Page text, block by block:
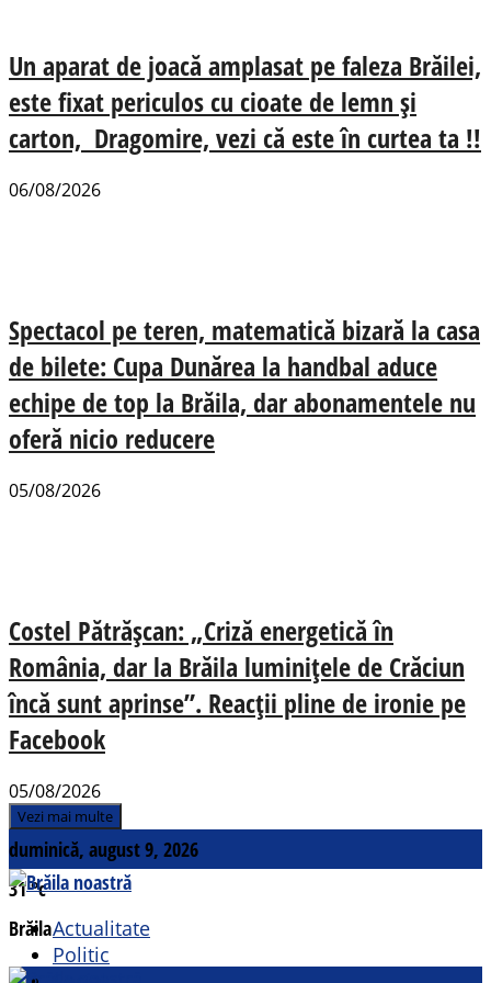
Un aparat de joacă amplasat pe faleza Brăilei,
este fixat periculos cu cioate de lemn și
carton, Dragomire, vezi că este în curtea ta !!
06/08/2026
Spectacol pe teren, matematică bizară la casa
de bilete: Cupa Dunărea la handbal aduce
echipe de top la Brăila, dar abonamentele nu
oferă nicio reducere
05/08/2026
Costel Pătrășcan: „Criză energetică în
România, dar la Brăila luminițele de Crăciun
încă sunt aprinse”. Reacții pline de ironie pe
Facebook
05/08/2026
Vezi mai multe
duminică, august 9, 2026
31°c
BrăilaActualitate
Politic